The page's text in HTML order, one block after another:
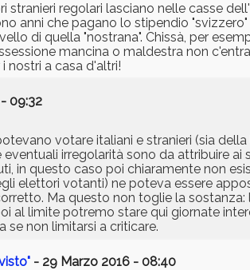
stranieri regolari lasciano nelle casse
anni che pagano lo stipendio
di quella "nostrana". Chissà, per
mancina o maldestra non
nostri a casa d'altri!
09:32
votare italiani e stranieri (sia della
irregolarità sono da attribuire
in questo caso poi chiaramente non
elettori votanti) ne poteva essere
Ma questo non toglie la
al limite potremo stare qui giornate
se non limitarsi a criticare.
- 29 Marzo 2016 - 08:40